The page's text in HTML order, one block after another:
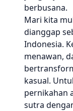
berbusana.
Mari kita
dianggap
Indonesia.
menawan,
kasual.
pernikahan
sutra